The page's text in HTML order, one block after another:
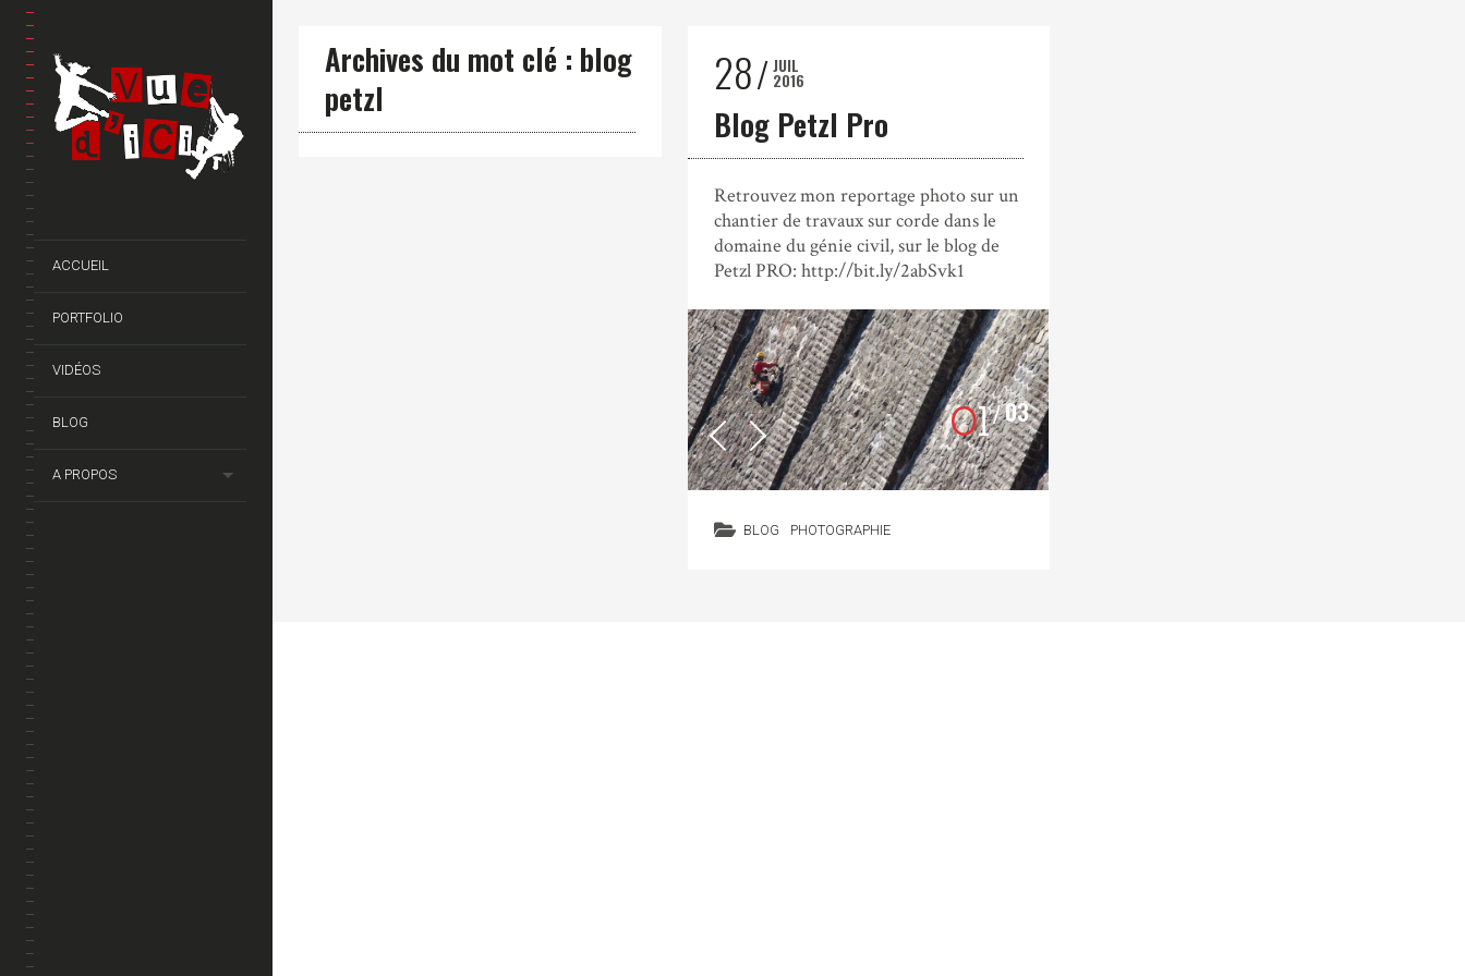
ACCUEIL
PORTFOLIO
VIDÉOS
BLOG
A PROPOS
Archives du mot clé : blog
petzl
28 JUIL
2016
Blog Petzl Pro
Retrouvez mon reportage photo sur un
chantier de travaux sur corde dans le
domaine du génie civil, sur le blog de
Petzl PRO: http://bit.ly/2abSvk1
01 03
BLOG PHOTOGRAPHIE